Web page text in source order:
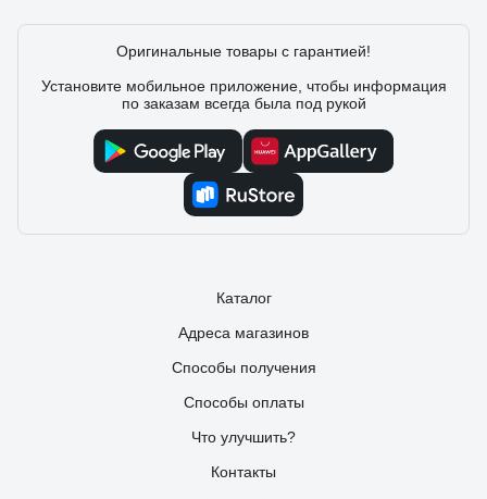
Оригинальные товары с гарантией!
Установите мобильное приложение, чтобы информация
по заказам всегда была под рукой
Каталог
Адреса магазинов
Способы получения
Способы оплаты
Что улучшить?
Контакты